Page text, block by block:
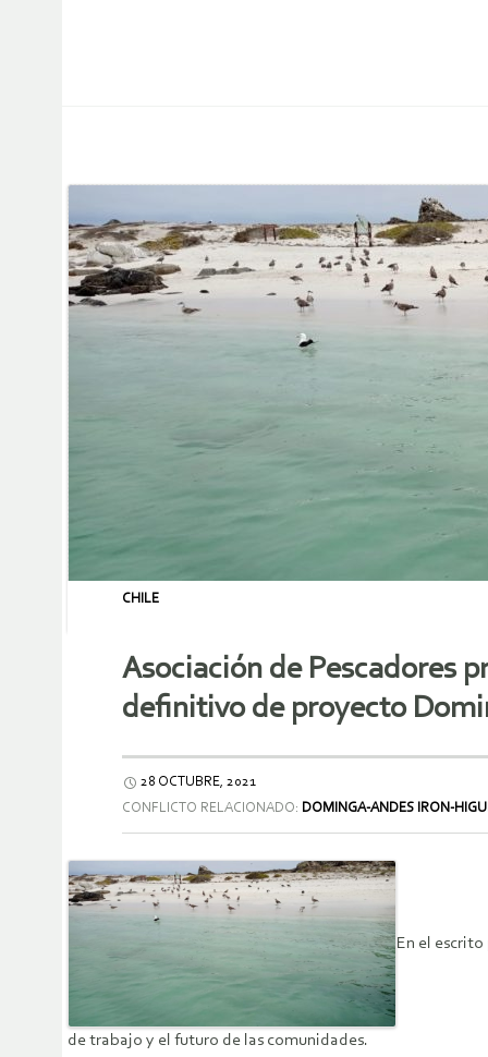
CHILE
Asociación de Pescadores
definitivo de proyecto
28 OCTUBRE, 2021
CONFLICTO RELACIONADO: DOMINGA-ANDES IRON-
En el
de trabajo y el futuro de las comunidades.